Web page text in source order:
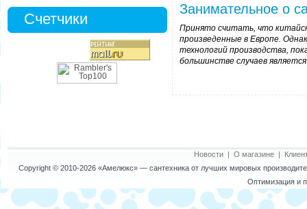
Счетчики
Занимательное о
Принято считать, что
произведенные в Европе.
технологий производства,
большинстве случаев
Новости| О магазине|
Copyright © 2010-2026 «Амелюкс»— сантехника от лучших мировых
Оптимизация и